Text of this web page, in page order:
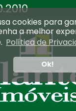
cookies para
a melhor
Política de
Ok!
Ribeirão Preto - Plantel